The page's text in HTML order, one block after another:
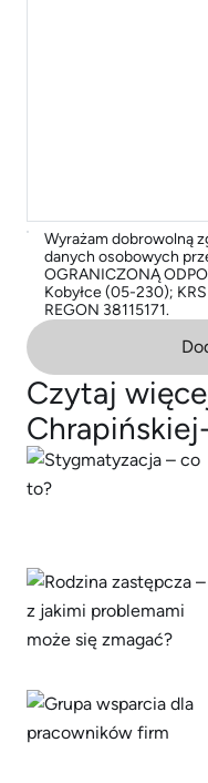
Wyrażam dobrowolną
danych osobowych
OGRANICZONĄ
Kobyłce (05-230);
REGON 38115171.
Czytaj